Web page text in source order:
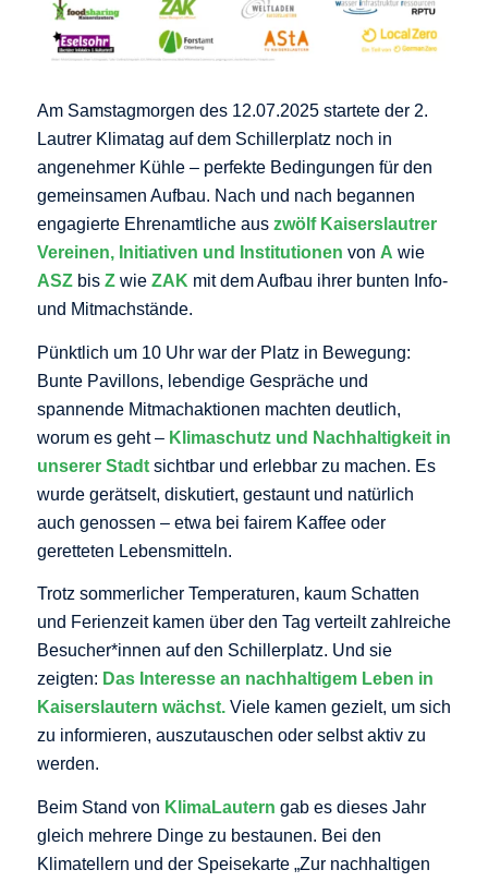
Am Samstagmorgen des 12.07.2025 startete der 2.
Lautrer Klimatag auf dem Schillerplatz noch in
angenehmer Kühle – perfekte Bedingungen für den
gemeinsamen Aufbau. Nach und nach begannen
engagierte Ehrenamtliche aus zwölf Kaiserslautrer
Vereinen, Initiativen und Institutionen von A wie
ASZbis Zwie ZAK mit dem Aufbau ihrer bunten Info-
und Mitmachstände.
Pünktlich um 10 Uhr war der Platz in Bewegung:
Bunte Pavillons, lebendige Gespräche und
spannende Mitmachaktionen machten deutlich,
worum es geht – Klimaschutz und Nachhaltigkeit in
unserer Stadtsichtbar und erlebbar zu machen. Es
wurde gerätselt, diskutiert, gestaunt und natürlich
auch genossen – etwa bei fairem Kaffee oder
geretteten Lebensmitteln.
Trotz sommerlicher Temperaturen, kaum Schatten
und Ferienzeit kamen über den Tag verteilt zahlreiche
Besucher*innen auf den Schillerplatz. Und sie
zeigten: Das Interesse an nachhaltigem Leben in
Kaiserslautern wächst.Viele kamen gezielt, um sich
zu informieren, auszutauschen oder selbst aktiv zu
werden.
Beim Stand von KlimaLautern gab es dieses Jahr
gleich mehrere Dinge zu bestaunen. Bei den
Klimatellern und der Speisekarte „Zur nachhaltigen